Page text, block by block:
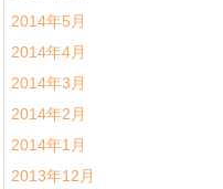
2014年5月
2014年4月
2014年3月
2014年2月
2014年1月
2013年12月